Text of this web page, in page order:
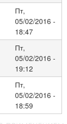
Пт,
05/02/2016 -
18:47
Пт,
05/02/2016 -
19:12
Пт,
05/02/2016 -
18:59